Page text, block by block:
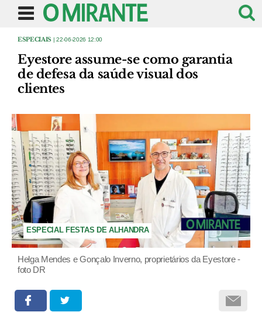
ESPECIAIS | 22-06-2026 12:00
Eyestore assume-se como garantia
de defesa da saúde visual dos
clientes
ESPECIAL FESTAS DE ALHANDRA
Helga Mendes e Gonçalo Inverno, proprietários da Eyestore -
foto DR